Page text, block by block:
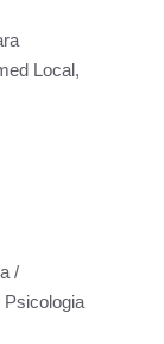
Local,
/
Psicologia